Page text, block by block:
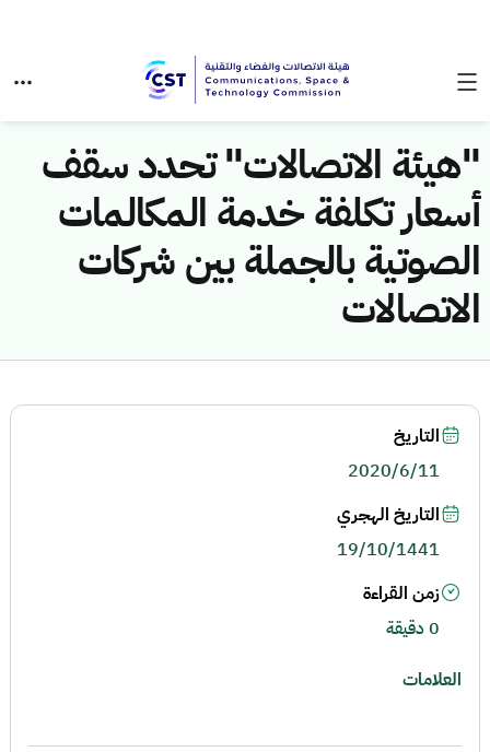
"هيئة الاتصالات" تحدد سقف
أسعار تكلفة خدمة المكالمات
الصوتية بالجملة بين شركات
الاتصالات
التاريخ
2020/6/11
التاريخ الهجري
19/10/1441
زمن القراءة
0 دقيقة
العلامات